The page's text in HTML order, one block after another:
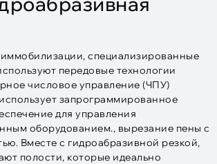
специализированные
передовые технологии
числовое управление (ЧПУ)
запрограммированное
для управления
оборудованием., вырезание пены с
Вместе с гидроабразивной резкой,
полости, которые идеально